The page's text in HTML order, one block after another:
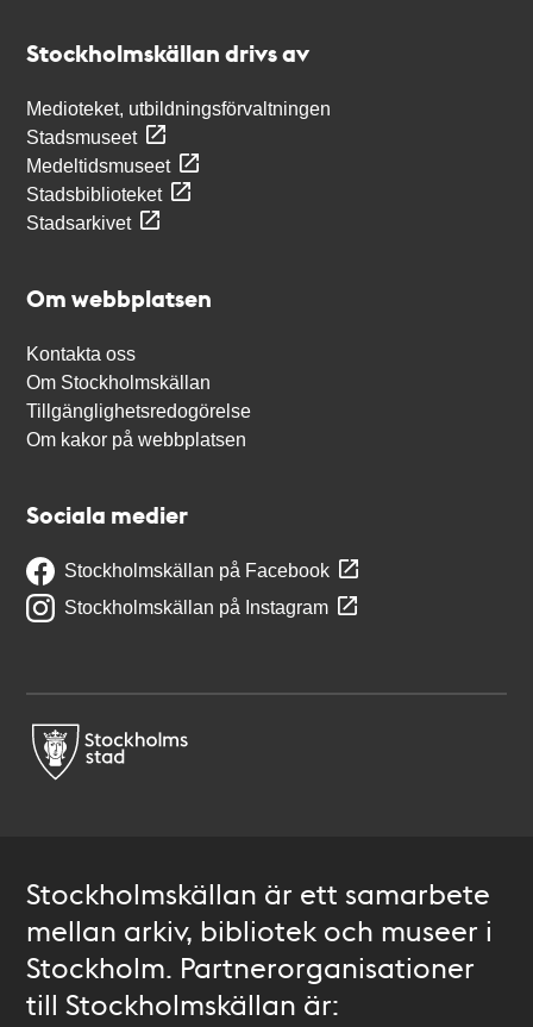
Stockholmskällan drivs av
Medioteket, utbildningsförvaltningen
Stadsmuseet
Medeltidsmuseet
Stadsbiblioteket
Stadsarkivet
Om webbplatsen
Kontakta oss
Om Stockholmskällan
Tillgänglighetsredogörelse
Om kakor på webbplatsen
Sociala medier
Stockholmskällan på Facebook
Stockholmskällan på Instagram
Stockholmskällan är ett samarbete
mellan arkiv, bibliotek och museer i
Stockholm. Partnerorganisationer
till Stockholmskällan är: